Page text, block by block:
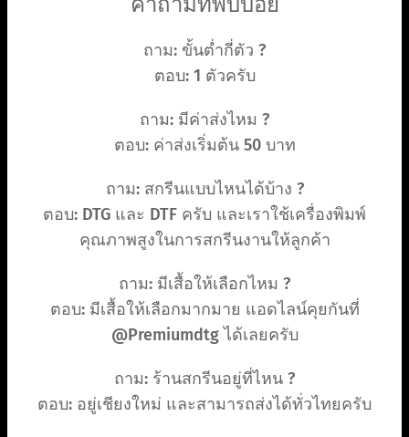
ถาม: ขั้นต่ำกี่ตัว ?
ตอบ: 1 ตัวครับ
ถาม: มีค่าส่งไหม ?
ตอบ: ค่าส่งเริ่มต้น 50 บาท
ถาม: สกรีนแบบไหนได้บ้าง ?
ตอบ: DTG และ DTF ครับ และเราใช้เครื่องพิมพ์
คุณภาพสูงในการสกรีนงานให้ลูกค้า
ถาม: มีเสื้อให้เลือกไหม ?
ตอบ: มีเสื้อให้เลือกมากมาย แอดไลน์คุยกันที่
@Premiumdtg ได้เลยครับ
ถาม: ร้านสกรีนอยู่ที่ไหน ?
ตอบ: อยู่เชียงใหม่ และสามารถส่งได้ทั่วไทยครับ